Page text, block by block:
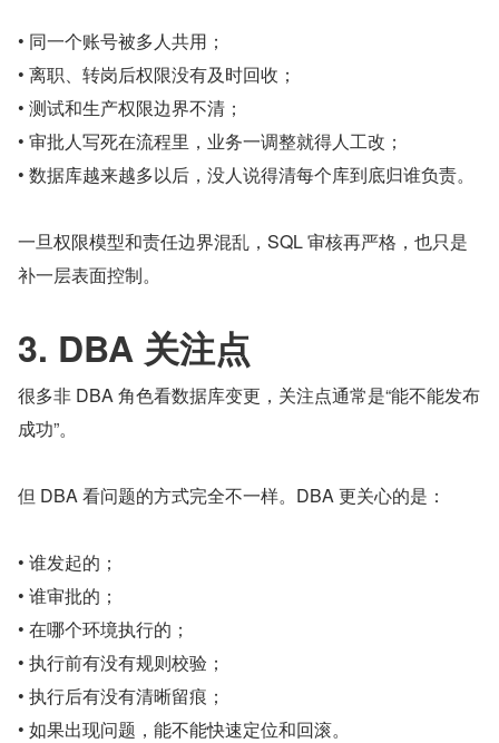
• 同一个账号被多人共用；
• 离职、转岗后权限没有及时回收；
• 测试和生产权限边界不清；
• 审批人写死在流程里，业务一调整就得人工改；
• 数据库越来越多以后，没人说得清每个库到底归谁负责。
一旦权限模型和责任边界混乱，SQL 审核再严格，也只是
补一层表面控制。
3. DBA 关注点
很多非 DBA 角色看数据库变更，关注点通常是“能不能发布
成功”。
但 DBA 看问题的方式完全不一样。DBA 更关心的是：
• 谁发起的；
• 谁审批的；
• 在哪个环境执行的；
• 执行前有没有规则校验；
• 执行后有没有清晰留痕；
• 如果出现问题，能不能快速定位和回滚。